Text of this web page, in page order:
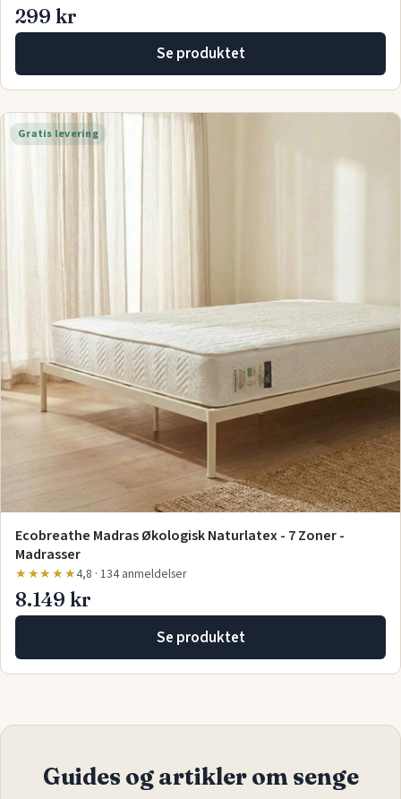
299 kr
Se produktet
Gratis levering
Ecobreathe Madras Økologisk Naturlatex - 7 Zoner -
Madrasser
★★★★★4,8 · 134 anmeldelser
8.149 kr
Se produktet
Guides og artikler om senge